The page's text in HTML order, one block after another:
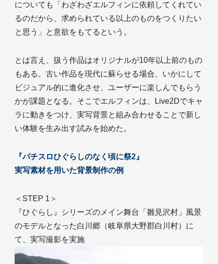
についても「わざわざエルフィンに依頼してくれてい
るのだから、求められている以上のものをつくりたい
と思う」と意欲をもてるという。
とは言え、扱う作品はオリジナルが10年以上前のもの
もある。古い作品を現代に蘇らせる場合、いかにして
ビジュアル的に進化させ、ユーザーに楽しんでもらう
かが課題となる。そこでエルフィンは、Live2Dでキャ
ラに動きをつけ、実写背景と組み合わせることで新し
い体験を生み出す試みを始めた。
『パチスロひぐらしのなく頃に祭2』
実写素材を用いた背景制作の例
＜STEP 1＞
『ひぐらし』シリーズのメイン舞台「雛見沢村」風景
のモデルとなった白川郷（岐阜県大野郡白川村）に
て、実写撮影を実施